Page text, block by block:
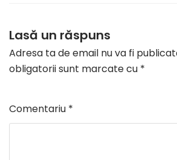
Lasă un răspuns
Adresa ta de email nu va fi
obligatorii sunt marcate cu *
Comentariu *